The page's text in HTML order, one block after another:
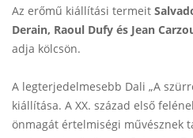
Az erőmű kiállítási termeit
Derain, Raoul Dufy és Jean
adja kölcsön.
A legterjedelmesebb Dali „A
kiállítása. A XX. század első
önmagát értelmiségi művésznek